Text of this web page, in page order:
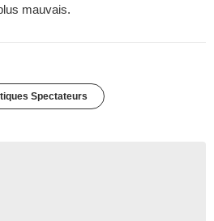
mauvais.
Spectateurs